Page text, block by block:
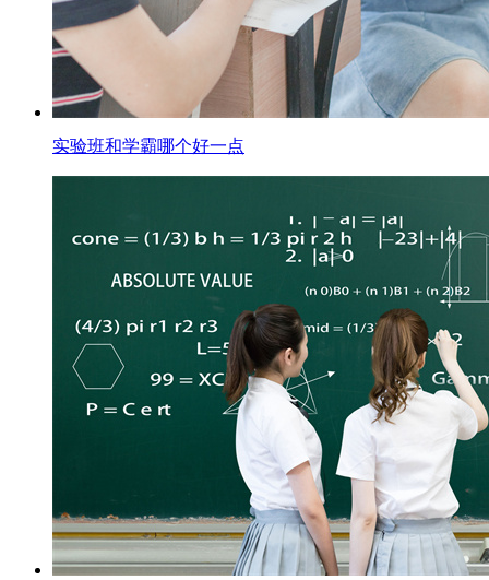
实验班和学霸哪个好一点